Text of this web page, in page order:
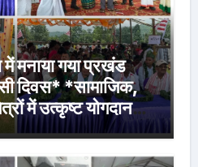
में मनाया गया प्रखंड
*सामाजिक,
में उत्कृष्ट योगदान
विद्यार्थियों को किया